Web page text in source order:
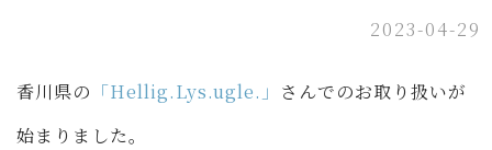
2023-04-29
香川県の 「Hellig.Lys.ugle.」 さんでのお取り扱いが
始まりました。